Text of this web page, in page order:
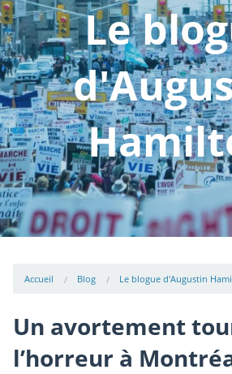
Boutique
Le
Accueil Blog Le blogue d'Augustin
Un avortement
l’horreur à